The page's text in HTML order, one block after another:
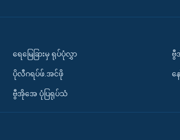
ရေမြေခြားမှ ရုပ်ပုံလွှာ
ပိုလီဂရပ်ဖ်.အင်ဖို
ဗွီအိုအေ ပုံပြရုပ်သံ
ဗွီ
န